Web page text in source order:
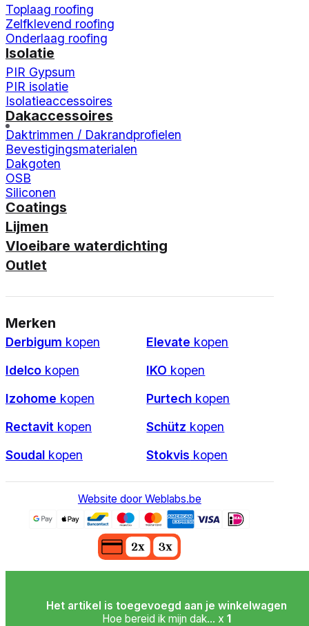
Toplaag roofing
Zelfklevend roofing
Onderlaag roofing
Isolatie
PIR Gypsum
PIR isolatie
Isolatieaccessoires
Dakaccessoires
Daktrimmen / Dakrandprofielen
Bevestigingsmaterialen
Dakgoten
OSB
Siliconen
Coatings
Lijmen
Vloeibare waterdichting
Outlet
Merken
Derbigum kopen Elevate kopen
Idelco kopen IKO kopen
Izohome kopen Purtech kopen
Rectavit kopen Schütz kopen
Soudal kopen Stokvis kopen
Website door Weblabs.be
Het artikel is toegevoegd aan je winkelwagen
Hoe bereid ik mijn dak... x1